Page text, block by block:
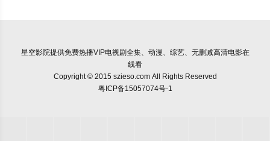
星空影院提供免费热播VIP电视剧全集、动漫、综艺、无删减高清电影在
线看
Copyright © 2015 szieso.com All Rights Reserved
粤ICP备15057074号-1